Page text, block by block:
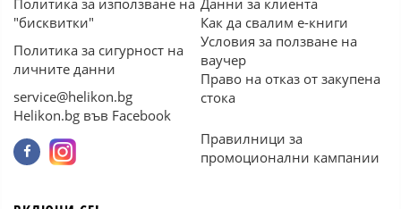
Политика за използване на
"бисквитки"
Политика за сигурност на
личните данни
service@helikon.bg
Helikon.bg във Facebook
Данни за клиента
Как да свалим е-книги
Условия за ползване на
ваучер
Право на отказ от закупена
стока
Правилници за
промоционални кампании